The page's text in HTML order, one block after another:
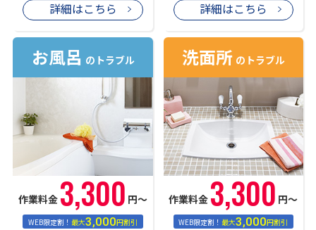
詳細はこちら 詳細はこちら
お風呂 のトラブル
作業料金 3,300 円〜
WEB限定割！最大3,000円割引
洗面所 のトラブル
作業料金 3,300 円〜
WEB限定割！最大3,000円割引